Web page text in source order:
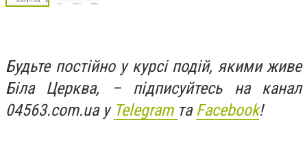
Будьте постійно у курсі подій, якими живе
Біла Церква, – підписуйтесь на канал
04563.com.ua у Telegram та Facebook!